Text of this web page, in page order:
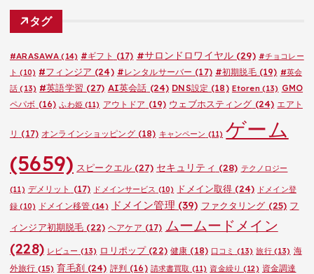
ゴ
タグ
#ARASAWA (14) #ギフト (17) #サロンドロワイヤル(29) #チョコレー
ト (10) #フィンジア (24) #レンタルサーバー (17) #初期脱毛(19) #英会
話 (13) #英語学習 (27) AI英会話 (24) DNS設定 (18) Etoren(13) GMO
ペパボ (16) ふわ姫(11) アウトドア (19) ウェブホスティング (24) エアト
リ (17) オンラインショッピング(18) キャンペーン (11) ゲーム
(5659) スピークエル(27) セキュリティ (28) テクノロジー
(11) デメリット (17) ドメインサービス (10) ドメイン取得 (24) ドメイン登
録 (10) ドメイン移管(14) ドメイン管理 (39) ファクタリング (25) フ
ィンジア初期脱毛 (22) ヘアケア (17) ムームードメイン
(228) レビュー (13) ロリポップ(22) 健康 (18) 口コミ (13) 旅行(13) 海
外旅行 (15) 育毛剤(24) 評判 (16) 請求書買取 (11) 資金繰り (12) 資金調達